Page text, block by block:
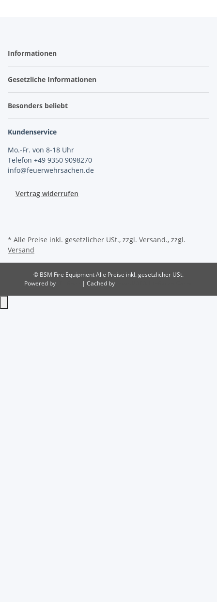
Informationen
Gesetzliche Informationen
Besonders beliebt
Kundenservice
Mo.-Fr. von 8-18 Uhr
Telefon +49 9350 9098270
info@feuerwehrsachen.de
Vertrag widerrufen
* Alle Preise inkl. gesetzlicher USt., zzgl. Versand., zzgl.
Versand
© BSM Fire EquipmentAlle Preise inkl. gesetzlicher USt.
Powered by
| Cached by